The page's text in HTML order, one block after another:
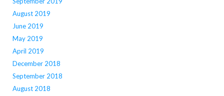
August 2019
June 2019
May 2019
April 2019
December 2018
September 2018
August 2018